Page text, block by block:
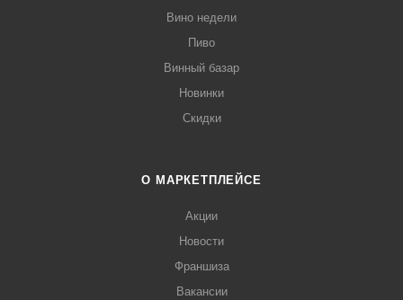
Вино недели
Пиво
Винный базар
Новинки
Скидки
О МАРКЕТПЛЕЙСЕ
Акции
Новости
Франшиза
Вакансии